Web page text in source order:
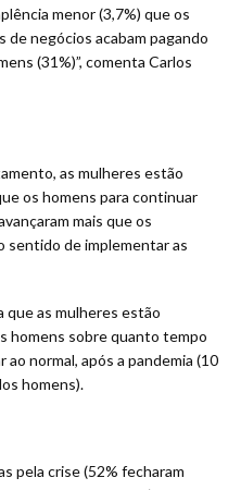
menor (3,7%) que os
de negócios acabam pagando
(31%)”, comenta Carlos
as mulheres estão
os homens para continuar
mais que os
sentido de implementar as
que as mulheres estão
homens sobre quanto tempo
ao normal, após a pandemia (10
homens).
pela crise (52% fecharam